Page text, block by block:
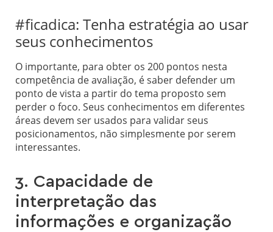
#ficadica: Tenha estratégia ao usar
seus conhecimentos
O importante, para obter os 200 pontos nesta
competência de avaliação, é saber defender um
ponto de vista a partir do tema proposto sem
perder o foco. Seus conhecimentos em diferentes
áreas devem ser usados para validar seus
posicionamentos, não simplesmente por serem
interessantes.
3. Capacidade de
interpretação das
informações e organização